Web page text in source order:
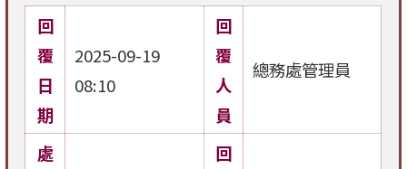
回
覆
日
期
2025-09-19
08:10
回
覆
人
員
總務處管理員
處
回